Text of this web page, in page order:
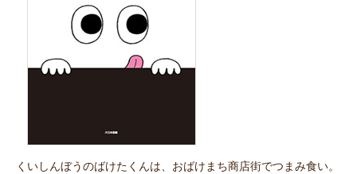
くいしんぼうのばけたくんは、おばけまち商店街でつまみ食い。